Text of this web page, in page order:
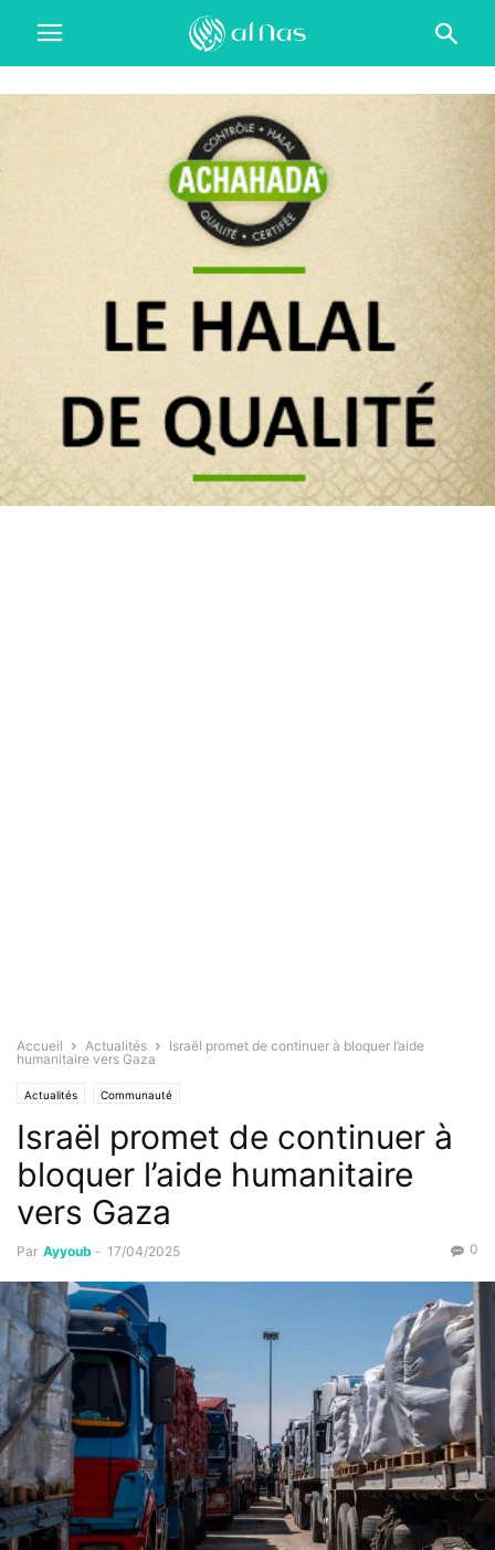
Accueil Actualités
Israël promet de continuer à bloquer l’aide
humanitaire vers Gaza
Actualités Communauté
Israël promet de continuer à
bloquer l’aide humanitaire
vers Gaza
Par Ayyoub - 17/04/2025 0